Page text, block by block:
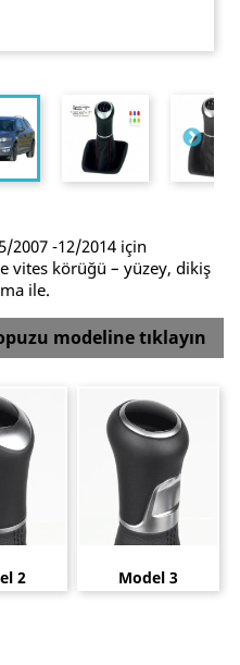
2007 -12/2014 için
vites körüğü – yüzey, dikiş
ile.
modeline tıklayın
2 Model 3